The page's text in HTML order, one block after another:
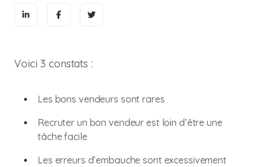
Voici 3 constats :
Les bons vendeurs sont rares
Recruter un bon vendeur est loin d’être une
tâche facile
Les erreurs d’embauche sont excessivement